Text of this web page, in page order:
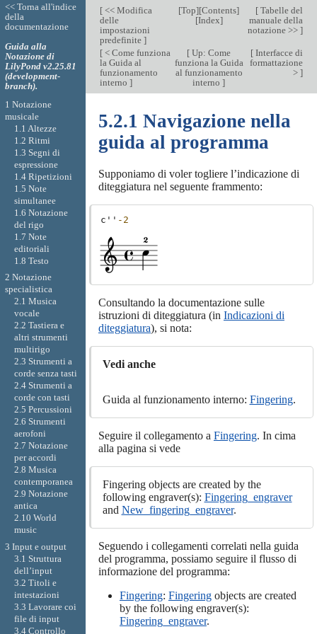
[<< Modifica
delle
impostazioni
predefinite ]
[Top][Contents]
[Index]
[Tabelle del
manuale della
notazione >> ]
[< Come funziona
la Guida al
funzionamento
interno ]
[ Up: Come
funziona la Guida
al funzionamento
interno]
[Interfacce di
formattazione
> ]
5.2.1 Navigazione nella
guida al programma
Supponiamo di voler togliere l’indicazione di
diteggiatura nel seguente frammento:
c'' -2
Consultando la documentazione sulle
istruzioni di diteggiatura (in Indicazioni di
diteggiatura), si nota:
Vedi anche
Guida al funzionamento interno: Fingering.
Seguire il collegamento a Fingering. In cima
alla pagina si vede
Fingering objects are created by the
following engraver(s): Fingering_engraver
and New_fingering_engraver.
Seguendo i collegamenti correlati nella guida
del programma, possiamo seguire il flusso di
informazione del programma:
Fingering: Fingeringobjects are created
by the following engraver(s):
Fingering_engraver.
<< Torna all'indice
della
documentazione
Guida alla
Notazione di
LilyPond v2.25.81
(development-
branch).
1 Notazione
musicale
1.1 Altezze
1.2 Ritmi
1.3 Segni di
espressione
1.4 Ripetizioni
1.5 Note
simultanee
1.6 Notazione
del rigo
1.7 Note
editoriali
1.8 Testo
2 Notazione
specialistica
2.1 Musica
vocale
2.2 Tastiera e
altri strumenti
multirigo
2.3 Strumenti a
corde senza tasti
2.4 Strumenti a
corde con tasti
2.5 Percussioni
2.6 Strumenti
aerofoni
2.7 Notazione
per accordi
2.8 Musica
contemporanea
2.9 Notazione
antica
2.10 World
music
3 Input e output
3.1 Struttura
dell’input
3.2 Titoli e
intestazioni
3.3 Lavorare coi
file di input
3.4 Controllo